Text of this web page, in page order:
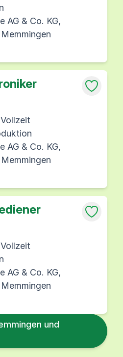
AG & Co. KG,
Vollzeit
AG & Co. KG,
Vollzeit
AG & Co. KG,
und